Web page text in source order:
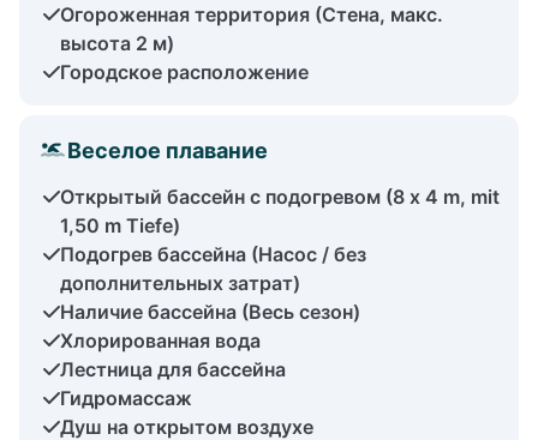
Огороженная территория (Стена, макс.
высота 2 м)
Городское расположение
Веселое плавание
Открытый бассейн с подогревом (8 x 4 m, mit
1,50 m Tiefe)
Подогрев бассейна (Насос / без
дополнительных затрат)
Наличие бассейна (Весь сезон)
Хлорированная вода
Лестница для бассейна
Гидромассаж
Душ на открытом воздухе